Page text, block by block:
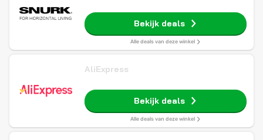
Bekijk deals
Alle deals van deze winkel
AliExpress
Bekijk deals
Alle deals van deze winkel